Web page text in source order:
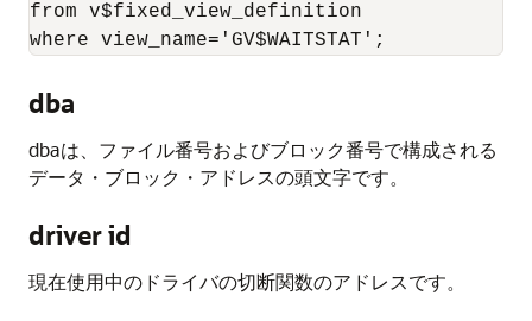
from v$fixed_view_definition
where view_name='GV$WAITSTAT';
dba
dbaは、ファイル番号およびブロック番号で構成される
データ・ブロック・アドレスの頭文字です。
driver id
現在使用中のドライバの切断関数のアドレスです。